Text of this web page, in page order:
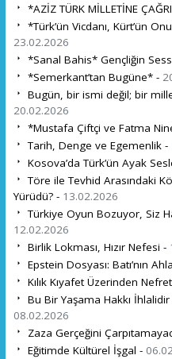
*AZİZ TÜRK MİLLETİNE
*Türk’ün Vicdanı, Kürt’ün
23.02.2026
*Sanal Bahis* Gençliğin
*Semerkant’tan Bugüne* -
Bugün, bir ismi değil; bir
20.02.2026
*Mustafa Çiftçi ve Fatma
Tarih, Denge ve Egemenlik -
Kosova’da Türk’ün Ayak
Töre ile Tevhid Arasındaki
Yürüdü? - 13.02.2026
Türkiye Oyun Bozuyor, Siz
12.02.2026
Birlik Lokması, Hızır Nefesi -
Epstein Dosyası: Batı’nın
Kılık Kıyafet Üzerinden
Bu Bir Yaşama Hakkı İhlalidir
08.02.2026
Zaza Gerçeğini
Eğitimde Kültürel İşgal -